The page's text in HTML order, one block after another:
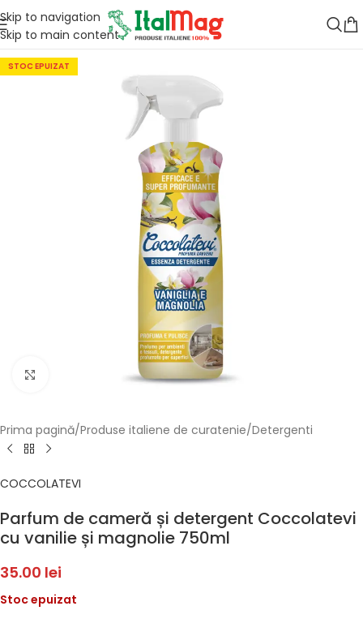
Skip to navigation
Skip to main content
STOC EPUIZAT
Faceți click pentru a mări
Prima pagină/Produse italiene de curatenie/Detergenti
COCCOLATEVI
Parfum de cameră și detergent Coccolatevi
cu vanilie și magnolie 750ml
35.00 lei
Stoc epuizat